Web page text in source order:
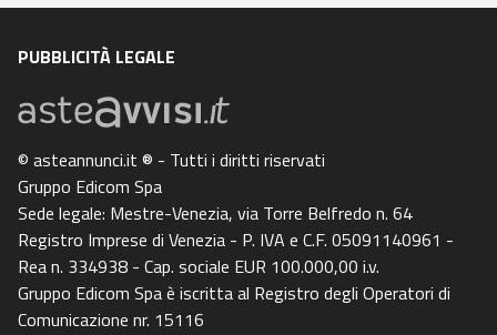
PUBBLICITÀ LEGALE
© asteannunci.it ® - Tutti i diritti riservati
Gruppo Edicom Spa
Sede legale: Mestre-Venezia, via Torre Belfredo n. 64
Registro Imprese di Venezia - P. IVA e C.F. 05091140961 -
Rea n. 334938 - Cap. sociale EUR 100.000,00 i.v.
Gruppo Edicom Spa è iscritta al Registro degli Operatori di
Comunicazione nr. 15116